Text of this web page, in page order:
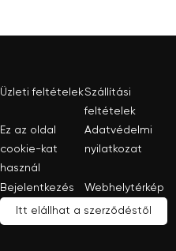
Üzleti feltételekSzállítási
feltételek
Ez az oldal
cookie-kat
használ
Adatvédelmi
nyilatkozat
Bejelentkezés Webhelytérkép
Itt elállhat a szerződéstől